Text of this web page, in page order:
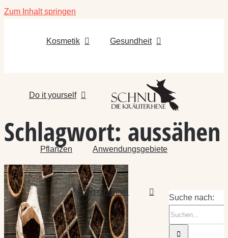
Zum Inhalt springen
Kosmetik Gesundheit
Do it yourself
Pflanzen Anwendungsgebiete
Video-Channel
Schlagwort: aussähen
Suche nach: